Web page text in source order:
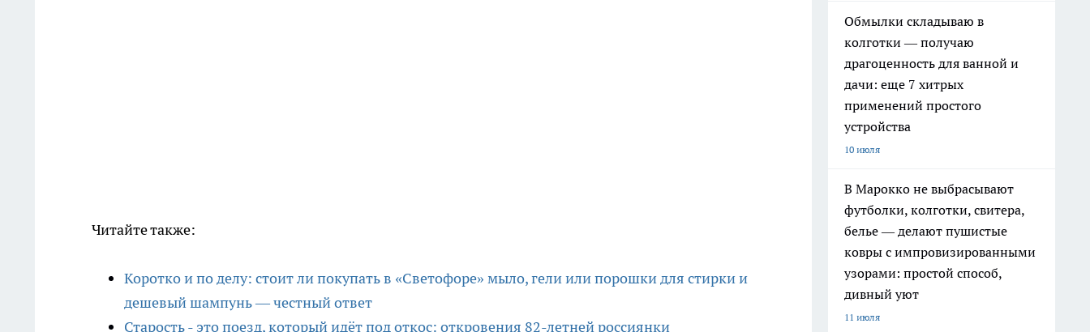
Читайте также:
Коротко и по делу: стоит ли покупать в «Светофоре» мыло, гели или порошки для стирки и
дешевый шампунь — честный ответ
Старость - это поезд, который идёт под откос: откровения 82-летней россиянки
Обмылки складываю в
колготки — получаю
драгоценность для ванной и
дачи: еще 7 хитрых
применений простого
устройства
10 июля
В Марокко не выбрасывают
футболки, колготки, свитера,
белье — делают пушистые
ковры с импровизированными
узорами: простой способ,
дивный уют
11 июля